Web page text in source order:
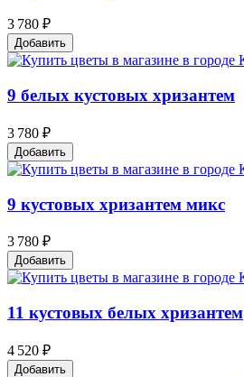
3 780 ₽
Добавить
9 белых кустовых хризантем
3 780 ₽
Добавить
9 кустовых хризантем микс
3 780 ₽
Добавить
11 кустовых белых хризантем
4 520 ₽
Добавить